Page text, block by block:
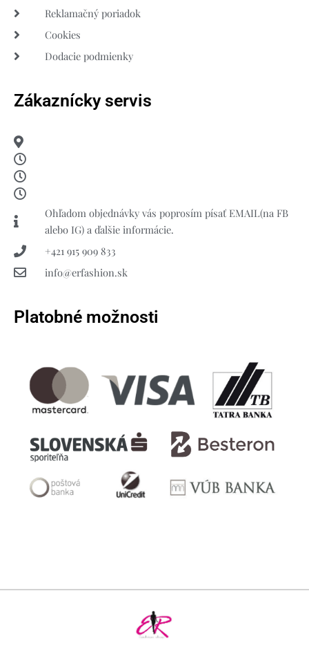
Reklamačný poriadok
Cookies
Dodacie podmienky
Zákaznícky servis
Ohľadom objednávky vás poprosím písať EMAIL(na FB
alebo IG) a ďalšie informácie.
+421 915 909 833
info@erfashion.sk
Platobné možnosti